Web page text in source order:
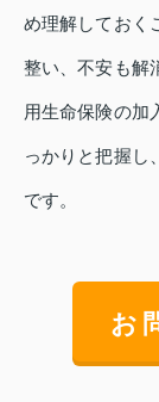
め理解しておく
整い、不安も解
用生命保険の加
っかりと把握し
です。
お